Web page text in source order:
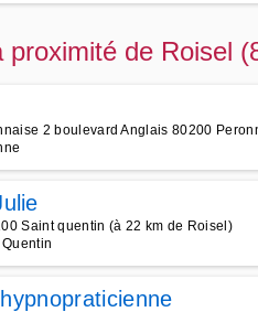
proximité de Roisel
2 boulevard Anglais 80200
Saint quentin (à 22 km de Roisel)